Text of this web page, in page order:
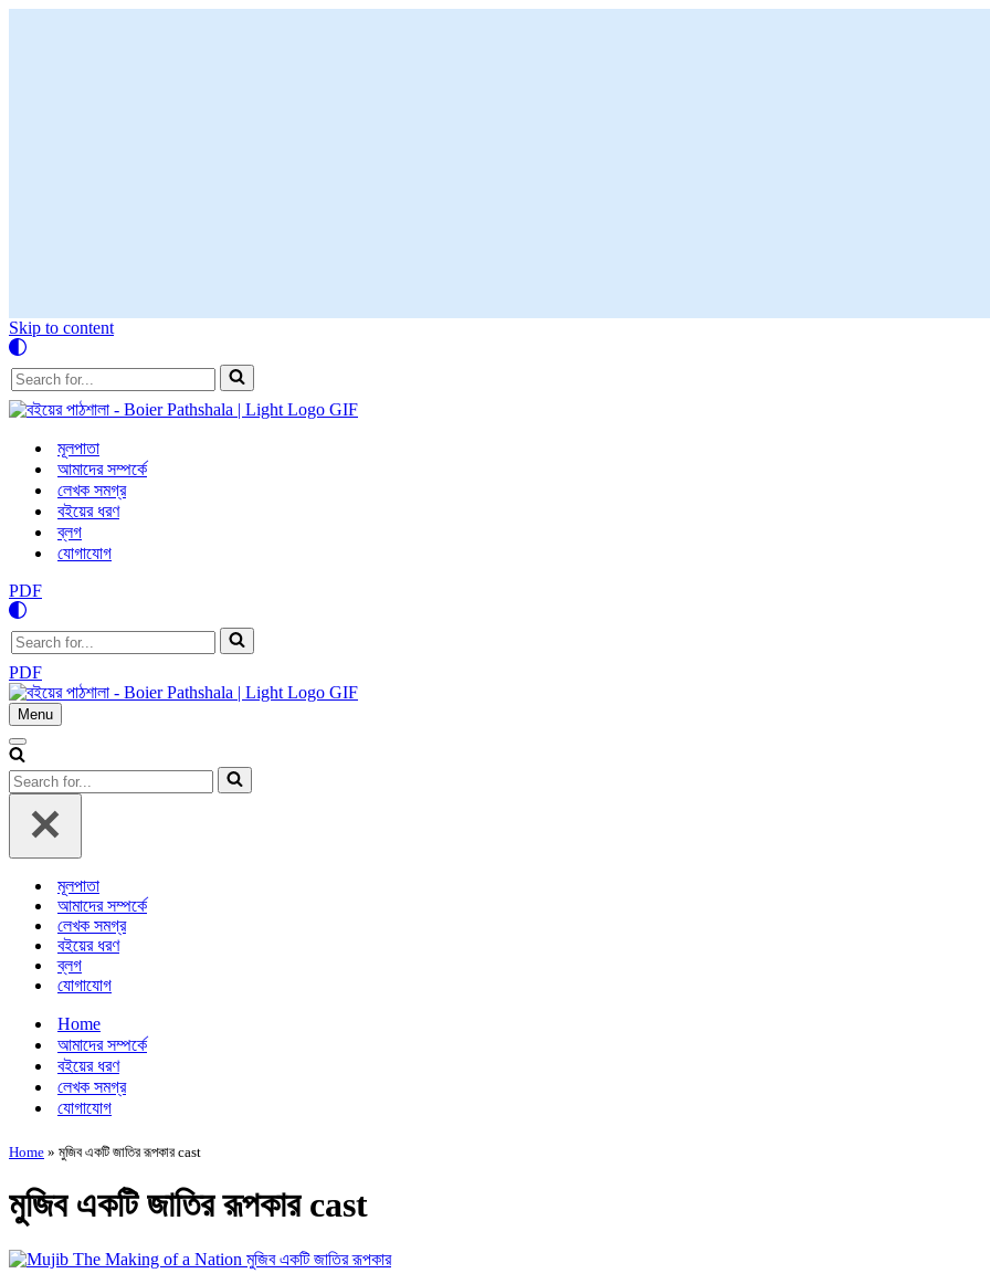
Skip to content
Search
for...
মূলপাতা
আমাদের সম্পর্কে
লেখক সমগ্র
বইয়ের ধরণ
ব্লগ
যোগাযোগ
PDF
Search
for...
PDF
Menu
Navigation
Navigation
Menu
Search
for...
মূলপাতা
আমাদের সম্পর্কে
লেখক সমগ্র
বইয়ের ধরণ
ব্লগ
যোগাযোগ
Home
আমাদের সম্পর্কে
বইয়ের ধরণ
লেখক সমগ্র
যোগাযোগ
Home » মুজিব একটি জাতির রূপকার cast
মুজিব একটি জাতির রূপকার cast